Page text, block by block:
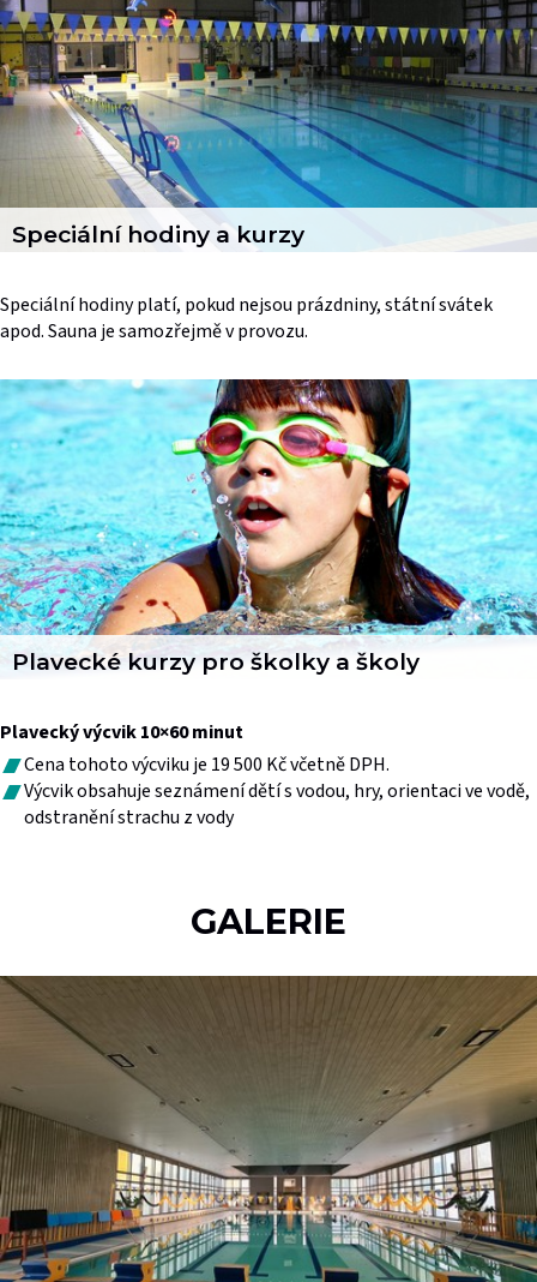
Speciální hodiny a kurzy
Speciální hodiny platí, pokud nejsou prázdniny, státní svátek
apod. Sauna je samozřejmě v provozu.
Plavecké kurzy pro školky a školy
Plavecký výcvik 10×60 minut
Cena tohoto výcviku je 19 500 Kč včetně DPH.
Výcvik obsahuje seznámení dětí s vodou, hry, orientaci ve vodě,
odstranění strachu z vody
GALERIE